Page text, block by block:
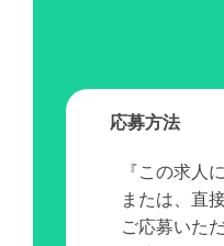
応募方法
『この求人
または、直
ご応募いた